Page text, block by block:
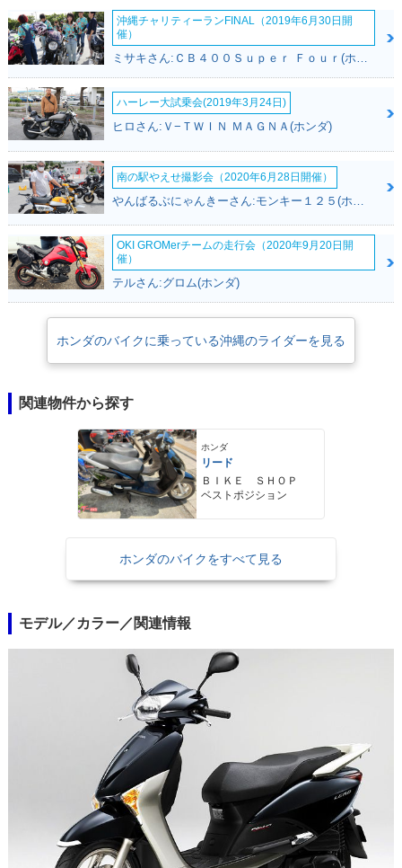
行ったあと、2010年にはモデル名を「リードEX」に改めた。ゆえに、別
項扱いとなっているリードEXは、リード（110）のマイナーチェンジモデ
ルとなる。
沖縄チャリティーランFINAL（2019年6月30日開
催）
ハーレー大試乗会(2019年3月24日)
ヒロさん:Ｖ−ＴＷＩＮ ＭＡＧＮＡ(ホンダ)
南の駅やえせ撮影会（2020年6月28日開催）
OKI GROMerチームの走行会（2020年9月20日開
催）
テルさん:グロム(ホンダ)
ホンダのバイクに乗っている沖縄のライダーを見る
関連物件から探す
ホンダ
リード
ＢＩＫＥ ＳＨＯＰ
ベストポジション
ホンダのバイクをすべて見る
モデル／カラー／関連情報